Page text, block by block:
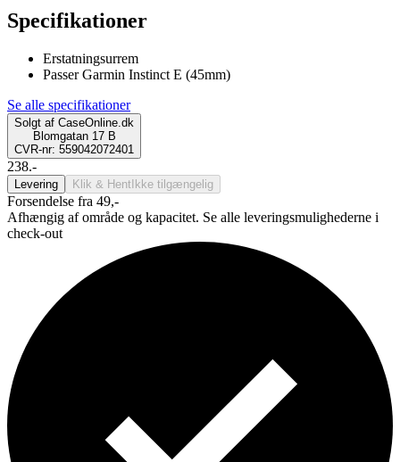
Specifikationer
Erstatningsurrem
Passer Garmin Instinct E (45mm)
Se alle specifikationer
Solgt af CaseOnline.dk
Blomgatan 17 B
CVR-nr: 559042072401
238.-
Levering Klik & Hent Ikke tilgængelig
Forsendelse fra 49,-
Afhængig af område og kapacitet. Se alle leveringsmulighederne i
check-out